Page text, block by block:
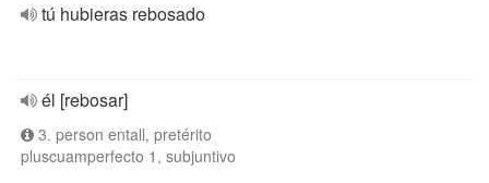
tú hubieras rebosado
él [rebosar]
3. person entall, pretérito
pluscuamperfecto 1, subjuntivo